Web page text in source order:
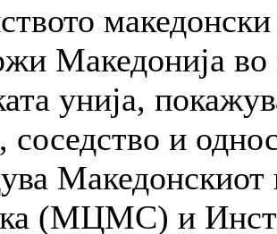
македонски
Македонија
унија,
соседство и
Македонскиот
(МЦМС) и